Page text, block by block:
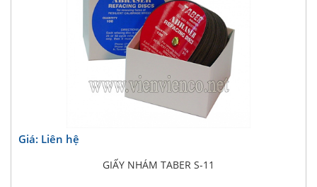
Giá: Liên hệ
GIẤY NHÁM TABER S-11